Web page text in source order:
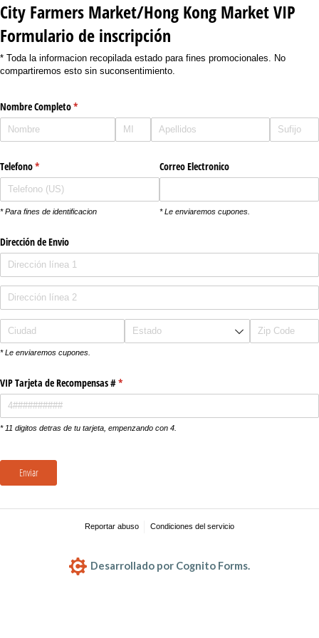
City Farmers Market/Hong Kong Market VIP
Formulario de inscripción
* Toda la informacion recopilada estado para fines promocionales. No
compartiremos esto sin suconsentimiento.
Nombre Completo*
(necesario)
Telefono*
(necesario)
* Para fines de identificacion
Correo Electronico
* Le enviaremos cupones.
Dirección de Envio
* Le enviaremos cupones.
VIP Tarjeta de Recompensas #*
(necesario)
* 11 digitos detras de tu tarjeta, empenzando con 4.
Enviar
Reportar abuso Condiciones del servicio
Desarrollado por Cognito Forms.